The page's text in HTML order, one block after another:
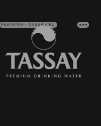
РЕКЛАМА • TASSAY.RU